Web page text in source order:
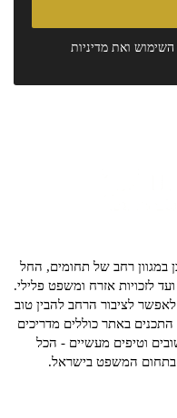
השימוש ואת מדיניות
במגוון רחב של תחומים, החל
לזכויות אזרח ומשפט פלילי.
לציבור הרחב להבין טוב
באתר כוללים מדריכים
וטיפים מעשיים - הכל
בתחום המשפט בישראל.